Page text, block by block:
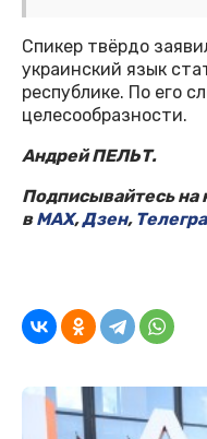
Спикер твёрдо
украинский язык
республике. По его
целесообразности.
Андрей ПЕЛЬТ.
Подписывайтесь на
вMAX,Дзен,